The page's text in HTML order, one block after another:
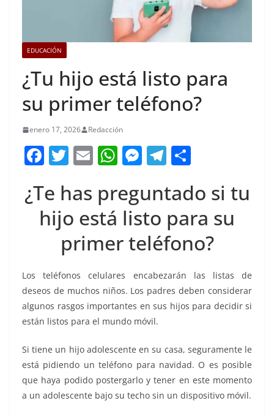
EDUCACIÓN
¿Tu hijo está listo para
su primer teléfono?
enero 17, 2026 Redacción
F
c
e
b
o
k
T
itt
er
E
ai
l
W
at
s
A
p
p
M
ss
e
n
g
er
T
e
gr
a
m
m
p
ar
tir
¿Te has preguntado si tu
hijo está listo para su
primer teléfono?
Los teléfonos celulares encabezarán las listas de
deseos de muchos niños. Los padres deben considerar
algunos rasgos importantes en sus hijos para decidir si
están listos para el mundo móvil.
Si tiene un hijo adolescente en su casa, seguramente le
está pidiendo un teléfono para navidad. O es posible
que haya podido postergarlo y tener en este momento
a un adolescente bajo su techo sin un dispositivo móvil.